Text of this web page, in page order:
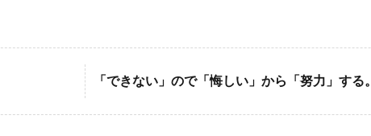
「できない」ので「悔しい」から「努力」する。